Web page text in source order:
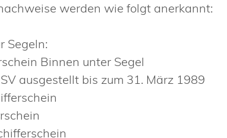
werden wie folgt anerkannt:
Segeln:
Binnen unter Segel
ausgestellt bis zum 31. März 1989